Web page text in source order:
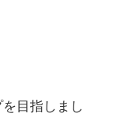
目指しまし